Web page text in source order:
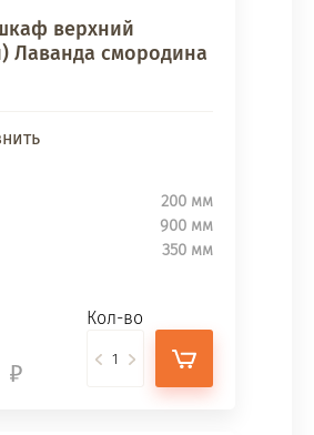
верхний
Лаванда смородина
200 мм
900 мм
350 мм
Кол-во